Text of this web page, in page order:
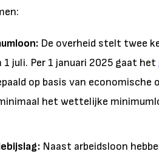
De overheid stelt twee
juli. Per 1 januari 2025 gaat het
op basis van economische
het wettelijke
Naast arbeidsloon